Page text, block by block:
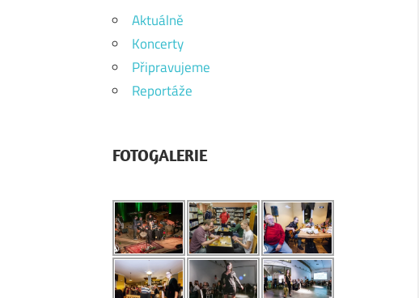
Aktuálně
Koncerty
Připravujeme
Reportáže
FOTOGALERIE